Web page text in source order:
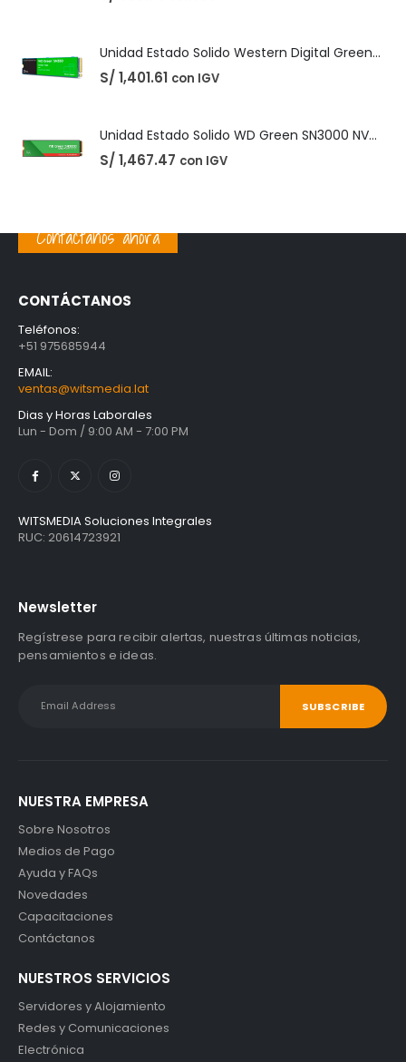
S/1,467.47 con IGV
Unidad Estado Solido TeamGroup 512GB MS30
S/ 360.73 con IGV
S/1,401.61 con IGV
Contáctanos ahora
CONTÁCTANOS
Teléfonos:
+51 975685944
EMAIL:
ventas@witsmedia.lat
Dias y Horas Laborales
Lun - Dom / 9:00 AM - 7:00 PM
WITSMEDIA Soluciones Integrales
RUC: 20614723921
Newsletter
Regístrese para recibir alertas, nuestras últimas noticias,
pensamientos e ideas.
NUESTRA EMPRESA
Sobre Nosotros
Medios de Pago
Ayuda y FAQs
Novedades
Capacitaciones
Contáctanos
NUESTROS SERVICIOS
Servidores y Alojamiento
Redes y Comunicaciones
Electrónica